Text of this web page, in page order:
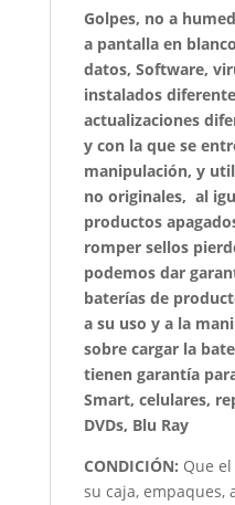
Golpes, no a
a pantalla en
datos, Software,
instalados
actualizaciones
y con la que se
manipulación, y
no originales, al
productos
romper sellos
podemos dar
baterías de
a su uso y a la
sobre cargar la
tienen garantía
Smart, celulares,
DVDs, Blu Ray
CONDICIÓN: Que
su caja, empaques,